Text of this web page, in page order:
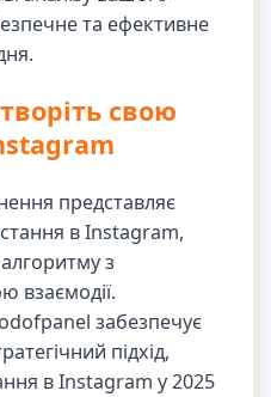
та ефективне
свою
представляє
в Instagram,
з
взаємодії.
забезпечує
підхід,
в Instagram у 2025